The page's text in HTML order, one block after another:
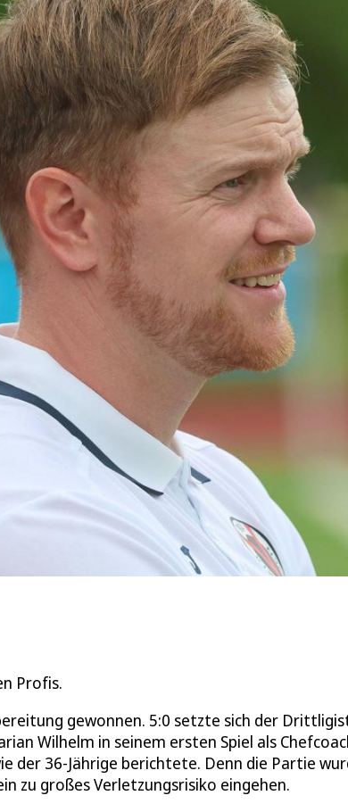
Profis.
gewonnen. 5:0 setzte sich der
Wilhelm in seinem ersten Spiel als
der 36-Jährige berichtete. Denn die Partie
zu großes Verletzungsrisiko eingehen.